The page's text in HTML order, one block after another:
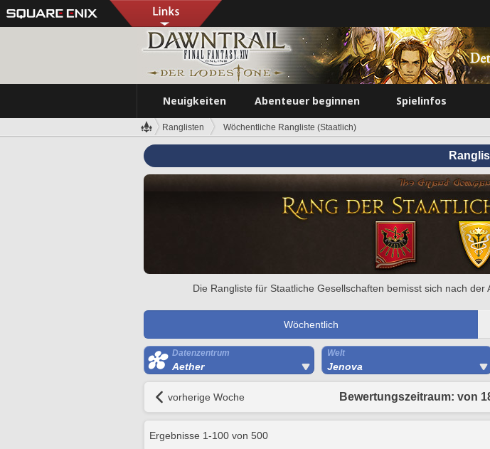
Neuigkeiten Abenteuer beginnen Spielinfos
Ranglisten Wöchentliche Rangliste (Staatlich)
Die Rangliste für Staatliche Gesellschaften bemisst sich nach
Wöchentlich
Datenzentrum
Aether
Welt
Jenova
vorherige Woche Bewertungszeitraum: von
Ergebnisse 1-100 von 500